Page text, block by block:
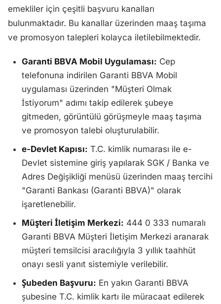
emekliler için çeşitli başvuru kanalları
bulunmaktadır. Bu kanallar üzerinden maaş taşıma
ve promosyon talepleri kolayca iletilebilmektedir.
Garanti BBVA Mobil Uygulaması: Cep
telefonuna indirilen Garanti BBVA Mobil
uygulaması üzerinden "Müşteri Olmak
İstiyorum" adımı takip edilerek şubeye
gitmeden, görüntülü görüşmeyle maaş taşıma
ve promosyon talebi oluşturulabilir.
e-Devlet Kapısı: T.C. kimlik numarası ile e-
Devlet sistemine giriş yapılarak SGK / Banka ve
Adres Değişikliği menüsü üzerinden maaş tercihi
"Garanti Bankası (Garanti BBVA)" olarak
işaretlenebilir.
Müşteri İletişim Merkezi: 444 0 333 numaralı
Garanti BBVA Müşteri İletişim Merkezi aranarak
müşteri temsilcisi aracılığıyla 3 yıllık taahhüt
onayı sesli yanıt sistemiyle verilebilir.
Şubeden Başvuru: En yakın Garanti BBVA
şubesine T.C. kimlik kartı ile müracaat edilerek